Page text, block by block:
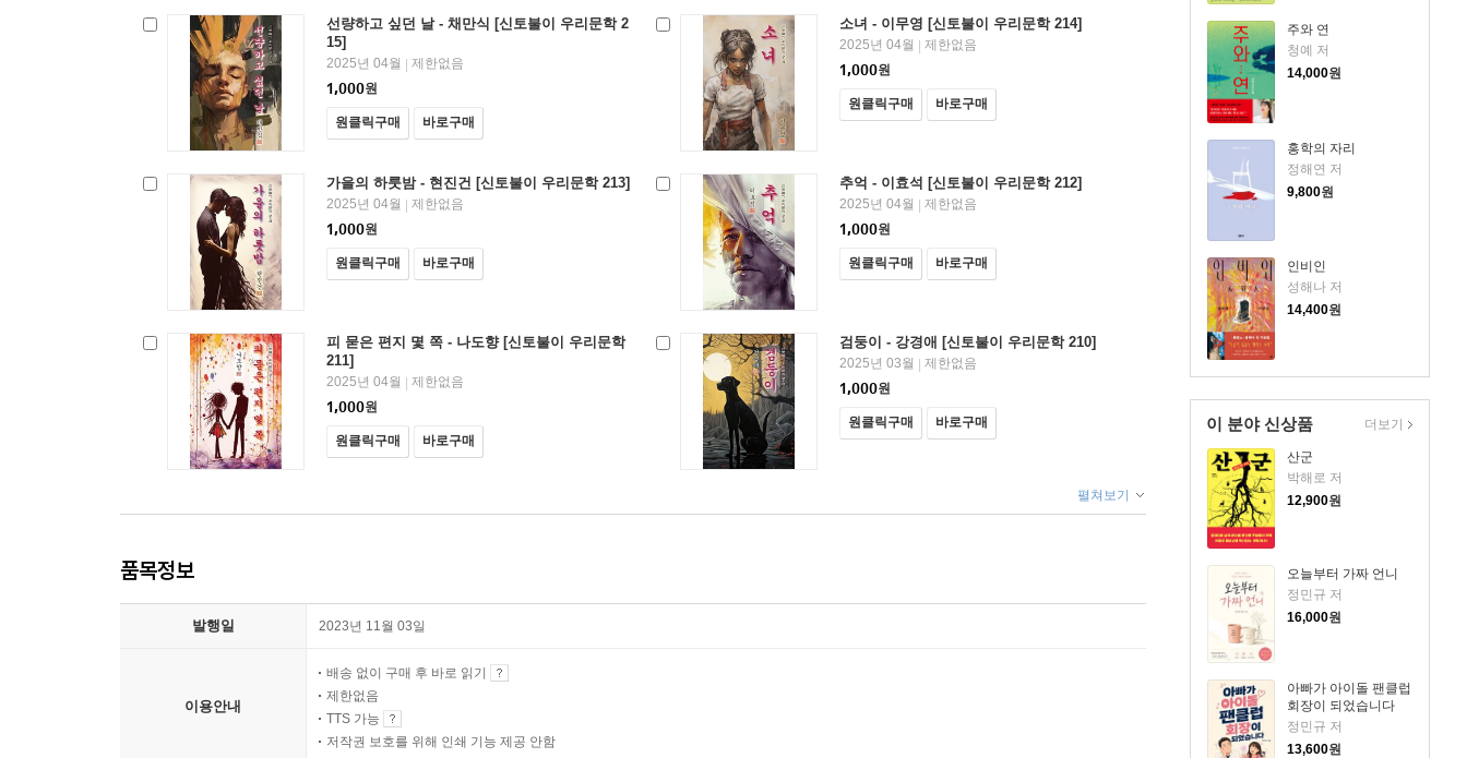
주와 연
청예 저
14,000원
홍학의 자리
정해연 저
9,800원
인비인
성해나 저
14,400원
이 분야 신상품
산군
박해로 저
12,900원
오늘부터 가짜 언니
정민규 저
16,000원
아빠가 아이돌 팬클럽
회장이 되었습니다
정민규 저
13,600원
더보기
선량하고 싶던 날 - 채만식 [신토불이 우리문학 2
15]
2025년 04월
제한없음
1,000원
원클릭구매 바로구매
소녀 - 이무영 [신토불이 우리문학 214]
2025년 04월
제한없음
1,000원
원클릭구매 바로구매
가을의 하룻밤 - 현진건 [신토불이 우리문학 213]
2025년 04월
제한없음
1,000원
원클릭구매 바로구매
추억 - 이효석 [신토불이 우리문학 212]
2025년 04월
제한없음
1,000원
원클릭구매 바로구매
피 묻은 편지 몇 쪽 - 나도향 [신토불이 우리문학
211]
2025년 04월
제한없음
1,000원
원클릭구매 바로구매
검둥이 - 강경애 [신토불이 우리문학 210]
2025년 03월
제한없음
1,000원
원클릭구매 바로구매
펼쳐보기
품목정보
발행일 2023년 11월 03일
이용안내
배송 없이 구매 후 바로 읽기
제한없음
TTS 가능
저작권 보호를 위해 인쇄 기능 제공 안함